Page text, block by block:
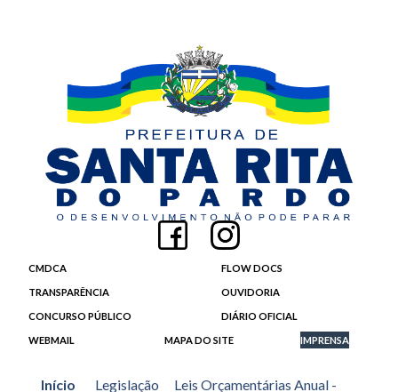
CMDCA FLOW DOCS
TRANSPARÊNCIA OUVIDORIA
CONCURSO PÚBLICO DIÁRIO OFICIAL
WEBMAIL MAPA DO SITE IMPRENSA
Início
Legislação
Leis Orçamentárias Anual -